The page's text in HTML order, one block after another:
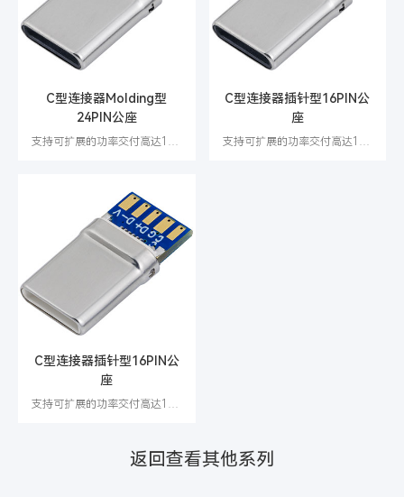
C型连接器Molding型
24PIN公座
支持可扩展的功率交付高达100W
C型连接器插针型16PIN公
座
支持可扩展的功率交付高达100W
C型连接器插针型16PIN公
座
返回查看其他系列